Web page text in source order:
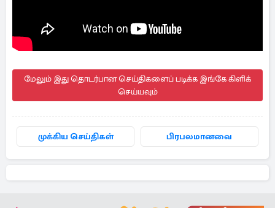
மேலும் இது தொடர்பான செய்திகளைப் படிக்க இங்கே கிளிக்
செய்யவும்
முக்கிய செய்திகள் பிரபலமானவை